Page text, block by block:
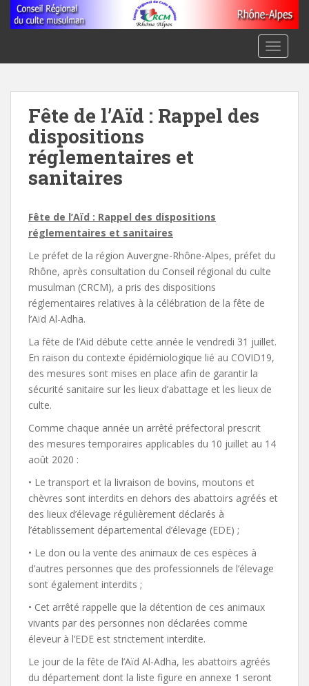
Fête de l’Aïd : Rappel des
dispositions
réglementaires et
sanitaires
Fête de l’Aïd : Rappel des dispositions
réglementaires et sanitaires
Le préfet de la région Auvergne-Rhône-Alpes, préfet du
Rhône, après consultation du Conseil régional du culte
musulman (CRCM), a pris des dispositions
réglementaires relatives à la célébration de la fête de
l’Aïd Al-Adha.
La fête de l’Aid débute cette année le vendredi 31 juillet.
En raison du contexte épidémiologique lié au COVID19,
des mesures sont mises en place afin de garantir la
sécurité sanitaire sur les lieux d’abattage et les lieux de
culte.
Comme chaque année un arrêté préfectoral prescrit
des mesures temporaires applicables du 10 juillet au 14
août 2020 :
• Le transport et la livraison de bovins, moutons et
chèvres sont interdits en dehors des abattoirs agréés et
des lieux d’élevage régulièrement déclarés à
l’établissement départemental d’élevage (EDE) ;
• Le don ou la vente des animaux de ces espèces à
d’autres personnes que des professionnels de l’élevage
sont également interdits ;
• Cet arrêté rappelle que la détention de ces animaux
vivants par des personnes non déclarées comme
éleveur à l’EDE est strictement interdite.
Le jour de la fête de l’Aïd Al-Adha, les abattoirs agréés
du département dont la liste figure en annexe 1 seront